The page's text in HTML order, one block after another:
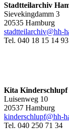
Stadtteilarchiv
Sievekingdamm 3
20535 Hamburg
stadtteilarchiv@hh-
Tel. 040 18 15 14 93
Kita Kinderschlupf
Luisenweg 10
20537 Hamburg
kinderschlupf@hh-
Tel. 040 250 71 34